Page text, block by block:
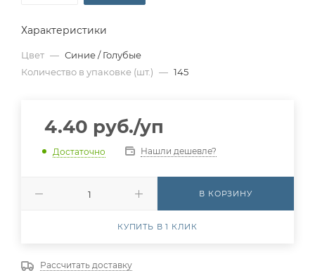
Характеристики
Цвет — Синие / Голубые
Количество в упаковке (шт.) — 145
4.40 руб./уп
Достаточно Нашли дешевле?
В КОРЗИНУ
КУПИТЬ В 1 КЛИК
Рассчитать доставку